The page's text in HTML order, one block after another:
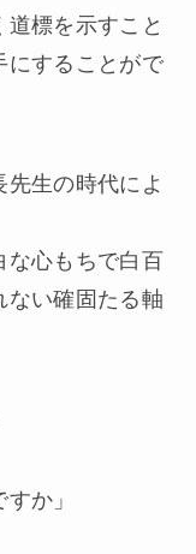
道標を示すこと
にすることがで
先生の時代によ
な心もちで白百
ない確固たる軸
か」